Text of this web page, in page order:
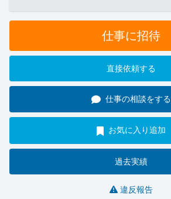
仕事に招待
直接依頼する
仕事の相談をする
お気に入り追加
過去実績
違反報告